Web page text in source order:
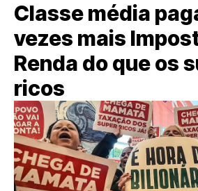
Classe média
vezes mais
Renda do que os
ricos